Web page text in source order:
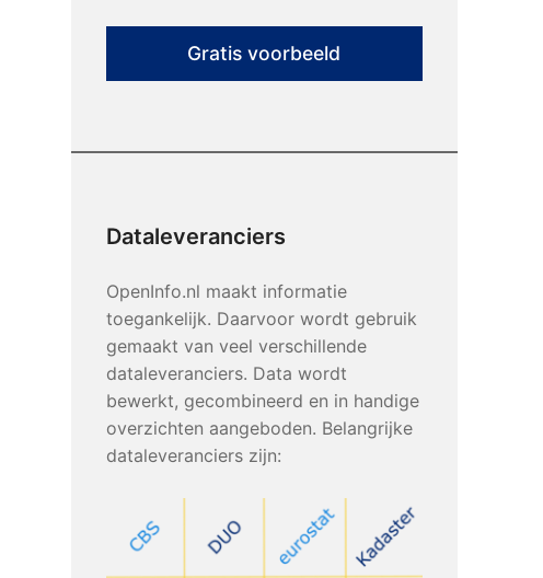
Gratis voorbeeld
Dataleveranciers
OpenInfo.nl maakt informatie
toegankelijk. Daarvoor wordt gebruik
gemaakt van veel verschillende
dataleveranciers. Data wordt
bewerkt, gecombineerd en in handige
overzichten aangeboden. Belangrijke
dataleveranciers zijn: